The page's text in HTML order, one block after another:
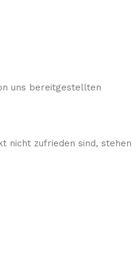
uns bereitgestellten
nicht zufrieden sind, stehen